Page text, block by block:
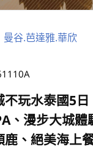
曼谷.芭達雅.華欣
不玩水泰國5
、漫步大城體
鹿、絕美海上